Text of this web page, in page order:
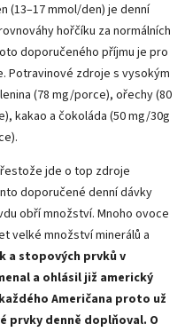
(13–17 mmol/den) je denní
hořčíku za normálních
doporučeného příjmu je pro
Potravinové zdroje s vysokým
(78 mg/porce), ořechy (80
kakao a čokoláda (50 mg/30g
jde o top zdroje
doporučené denní dávky
obří množství. Mnoho ovoce
velké množství minerálů a
a stopových prvků v
a ohlásil již americký
Američana proto už
prvky denně doplňoval. O